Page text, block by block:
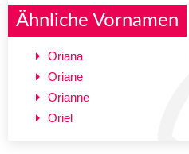
Ähnliche Vornamen
Oriana
Oriane
Orianne
Oriel